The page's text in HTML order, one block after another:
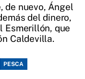
de nuevo, Ángel
del dinero,
Esmerillón, que
Caldevilla.
PESCA